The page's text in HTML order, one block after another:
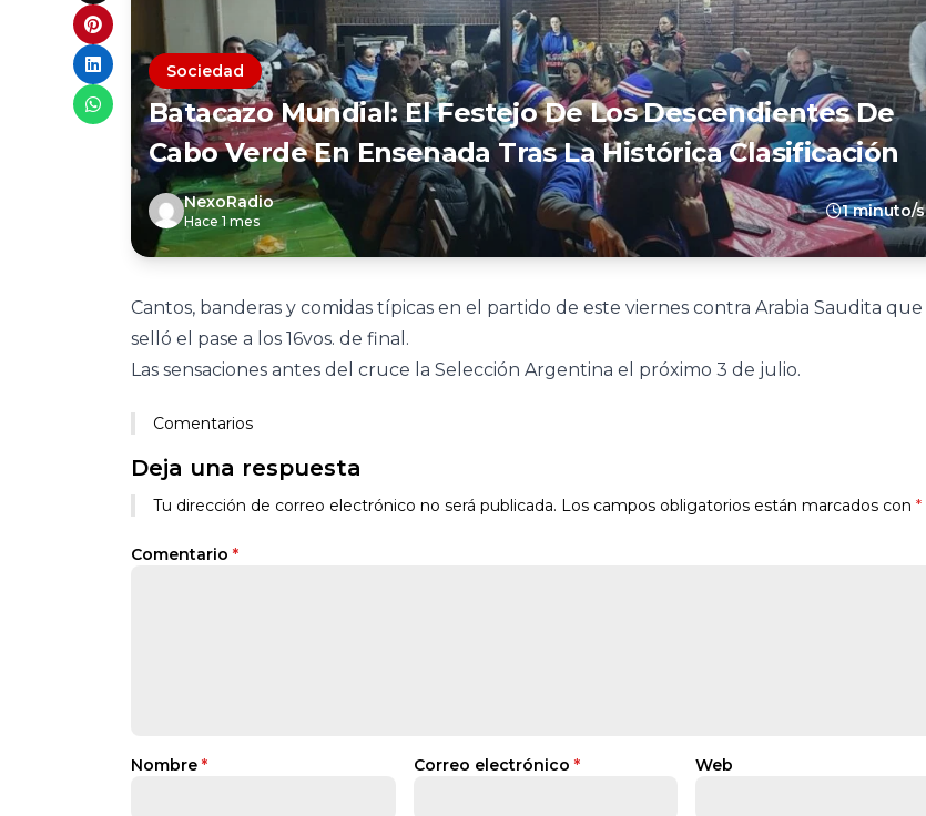
Sociedad
Batacazo Mundial: El Festejo De Los Descendientes De
Cabo Verde En Ensenada Tras La Histórica Clasificación
NexoRadio
Hace 1 mes
1 minuto/s
Cantos, banderas y comidas típicas en el partido de este viernes contra Arabia Saudita que
selló el pase a los 16vos. de final.
Las sensaciones antes del cruce la Selección Argentina el próximo 3 de julio.
Comentarios
Deja una respuesta
Tu dirección de correo electrónico no será publicada. Los campos obligatorios están marcados con *
Comentario *
Nombre * Correo electrónico * Web